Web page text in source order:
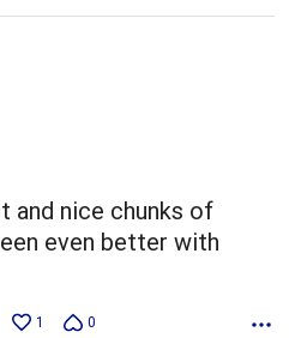
and nice chunks of
even better with
1 0